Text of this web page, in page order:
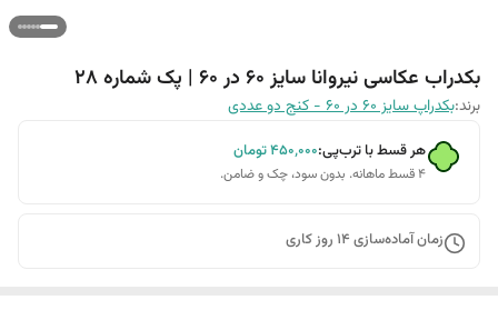
بکدراب عکاسی نیروانا سایز 60 در 60 | پک شماره 28
برند:بکدراپ سایز 60 در 60 - کنج دو عددی
هر قسط با ترب‌پی:۴۵۰٬۰۰۰تومان
۴ قسط ماهانه. بدون سود، چک و ضامن.
زمان آماده‌سازی 14 روز کاری